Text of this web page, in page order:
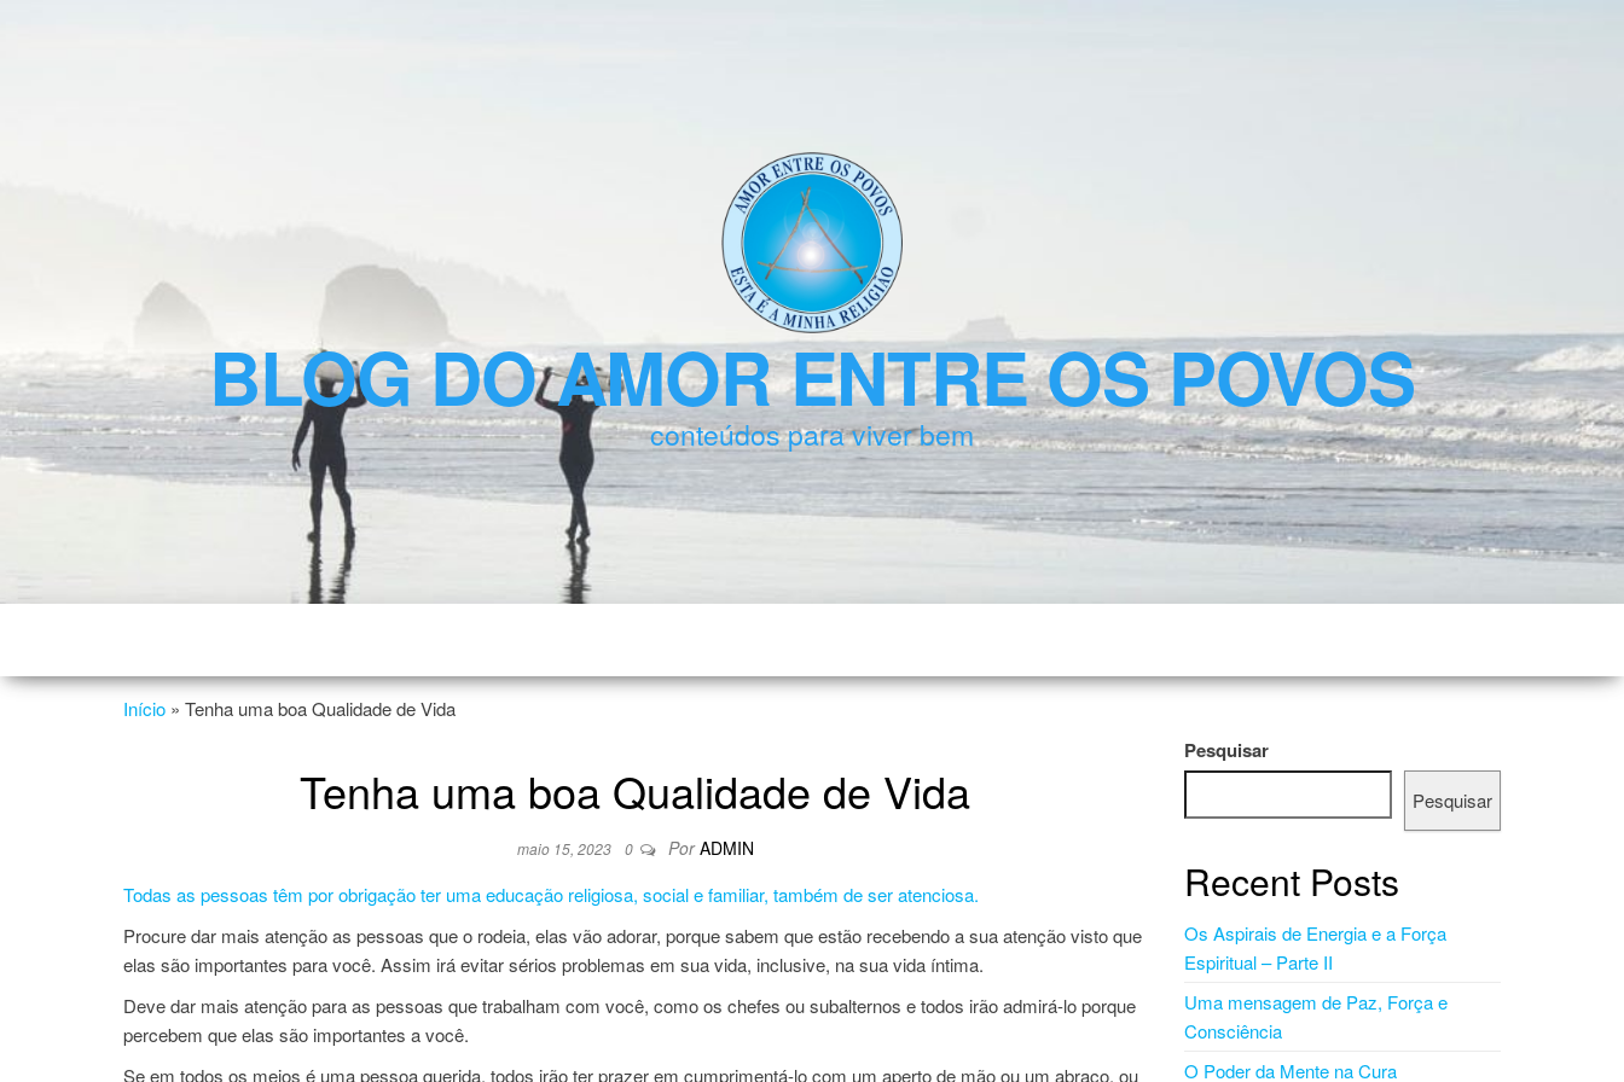
BLOG DO AMOR ENTRE OS POVOS
conteúdos para viver bem
Início » Tenha uma boa Qualidade de Vida
Tenha uma boa Qualidade de Vida
maio 15, 2023 0 Por ADMIN
Todas as pessoas têm por obrigação ter uma educação religiosa, social e familiar, também de ser atenciosa.
Procure dar mais atenção as pessoas que o rodeia, elas vão adorar, porque sabem que estão recebendo a sua atenção visto que
elas são importantes para você. Assim irá evitar sérios problemas em sua vida, inclusive, na sua vida íntima.
Deve dar mais atenção para as pessoas que trabalham com você, como os chefes ou subalternos e todos irão admirá-lo porque
percebem que elas são importantes a você.
Se em todos os meios é uma pessoa querida, todos irão ter prazer em cumprimentá-lo com um aperto de mão ou um abraço, ou
Pesquisar
Pesquisar
Recent Posts
Os Aspirais de Energia e a Força
Espiritual – Parte II
Uma mensagem de Paz, Força e
Consciência
O Poder da Mente na Cura